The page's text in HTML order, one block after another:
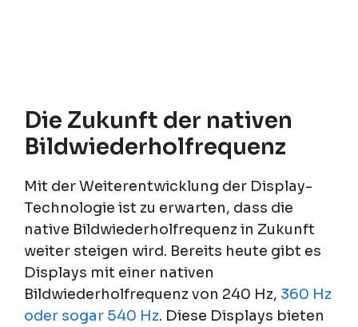
Die Zukunft der nativen
Bildwiederholfrequenz
Mit der Weiterentwicklung der Display-
Technologie ist zu erwarten, dass die
native Bildwiederholfrequenz in Zukunft
weiter steigen wird. Bereits heute gibt es
Displays mit einer nativen
Bildwiederholfrequenz von 240 Hz, 360 Hz
oder sogar 540 Hz. Diese Displays bieten